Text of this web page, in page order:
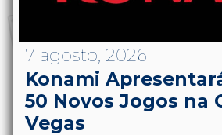
7 agosto, 2026
Konami
50 Novos Jogos na
Vegas